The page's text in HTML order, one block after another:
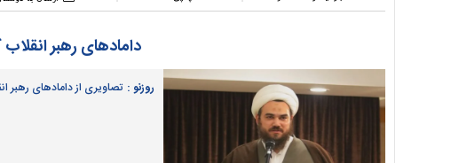
دامادهای رهبر
روزنو : تصاویری از دامادهای رهبر